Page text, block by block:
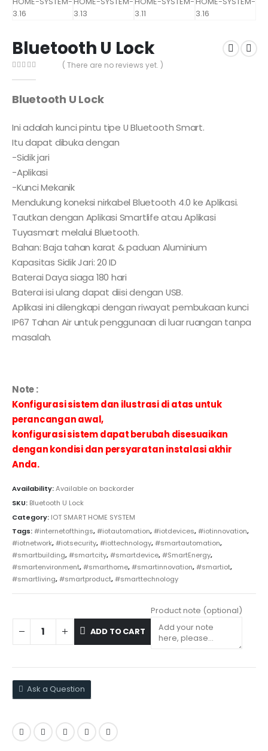
Bluetooth U Lock
( There are no reviews yet. )
Bluetooth U Lock
Ini adalah kunci pintu tipe U Bluetooth Smart.
Itu dapat dibuka dengan
-Sidik jari
-Aplikasi
-Kunci Mekanik
Mendukung koneksi nirkabel Bluetooth 4.0 ke Aplikasi.
Tautkan dengan Aplikasi Smartlife atau Aplikasi
Tuyasmart melalui Bluetooth.
Bahan: Baja tahan karat & paduan Aluminium
Kapasitas Sidik Jari: 20 ID
Baterai Daya siaga 180 hari
Baterai isi ulang dapat diisi dengan USB.
Aplikasi ini dilengkapi dengan riwayat pembukaan kunci
IP67 Tahan Air untuk penggunaan di luar ruangan tanpa
masalah.
Note :
Konfigurasi sistem dan ilustrasi di atas untuk
perancangan awal,
konfigurasi sistem dapat berubah disesuaikan
dengan kondisi dan persyaratan instalasi akhir
Anda.
Availability:Available on backorder
SKU: Bluetooth U Lock
Category: IOT SMART HOME SYSTEM
Tags:#internetofthings,#iotautomation,#iotdevices,#iotinnovation,
#iotnetwork,#iotsecurity,#iottechnology,#smartautomation,
#smartbuilding,#smartcity,#smartdevice,#SmartEnergy,
#smartenvironment,#smarthome,#smartinnovation,#smartiot,
#smartliving,#smartproduct,#smarttechnology
ADD TO CART
Product note (optional)
Ask a Question